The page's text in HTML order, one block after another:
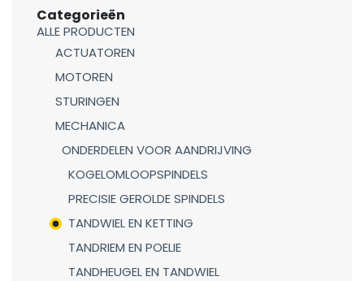
Categorieën
ALLE PRODUCTEN
ACTUATOREN
MOTOREN
STURINGEN
MECHANICA
ONDERDELEN VOOR AANDRIJVING
KOGELOMLOOPSPINDELS
PRECISIE GEROLDE SPINDELS
TANDWIEL EN KETTING
TANDRIEM EN POELIE
TANDHEUGEL EN TANDWIEL